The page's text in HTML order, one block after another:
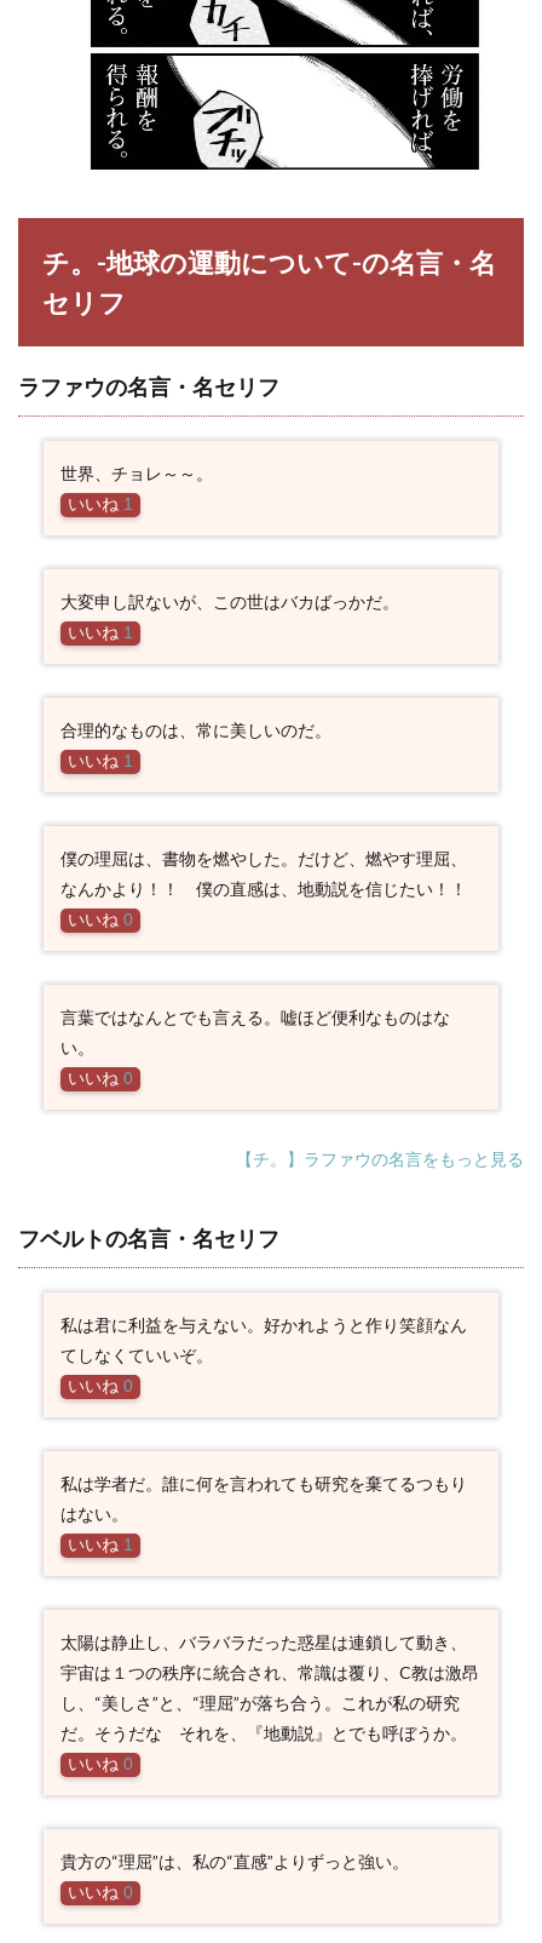
チ。-地球の運動について-の名言・名
セリフ
ラファウの名言・名セリフ
世界、チョレ～～。
いいね 1
大変申し訳ないが、この世はバカばっかだ。
いいね 1
合理的なものは、常に美しいのだ。
いいね 1
僕の理屈は、書物を燃やした。だけど、燃やす理屈、
なんかより！！ 僕の直感は、地動説を信じたい！！
いいね 0
言葉ではなんとでも言える。嘘ほど便利なものはな
い。
いいね 0
【チ。】ラファウの名言をもっと見る
フベルトの名言・名セリフ
私は君に利益を与えない。好かれようと作り笑顔なん
てしなくていいぞ。
いいね 0
私は学者だ。誰に何を言われても研究を棄てるつもり
はない。
いいね 1
太陽は静止し、バラバラだった惑星は連鎖して動き、
宇宙は１つの秩序に統合され、常識は覆り、C教は激昂
し、“美しさ”と、“理屈”が落ち合う。これが私の研究
だ。そうだな それを、『地動説』とでも呼ぼうか。
いいね 0
貴方の“理屈”は、私の“直感”よりずっと強い。
いいね 0